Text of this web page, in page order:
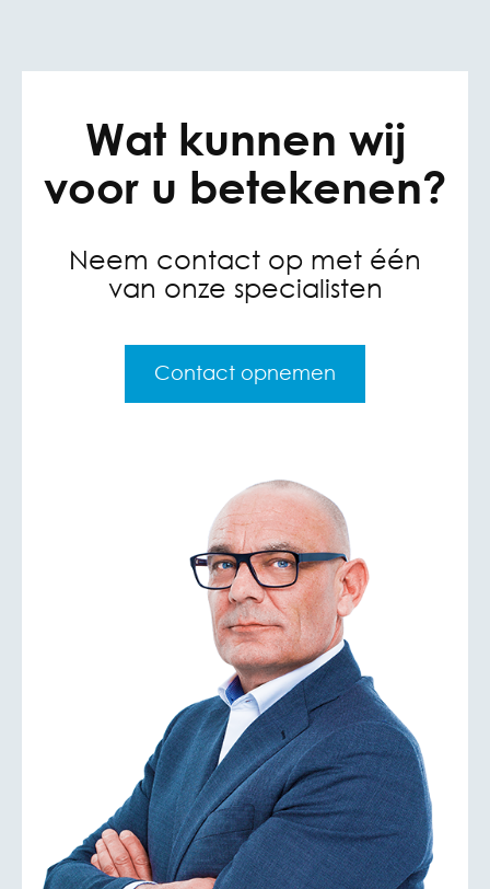
Wat kunnen wij
voor u betekenen?
Neem contact op met één
van onze specialisten
Contact opnemen